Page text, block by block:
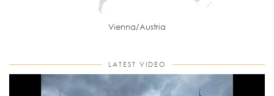
Vienna/Austria
LATEST VIDEO